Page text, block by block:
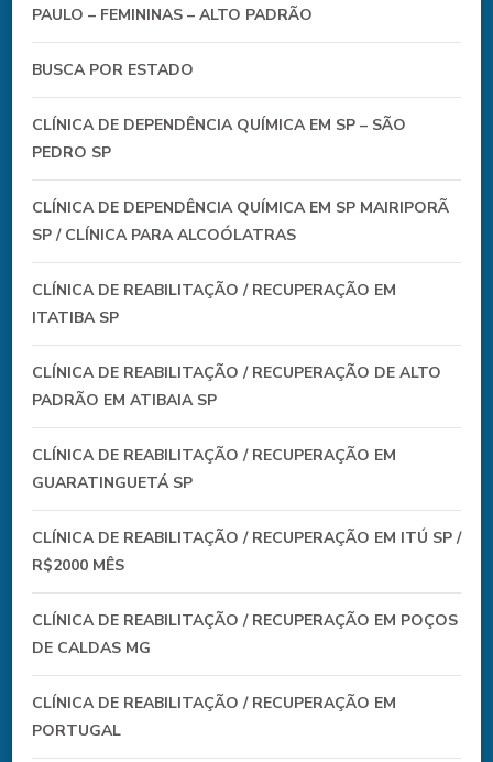
PAULO – FEMININAS – ALTO PADRÃO
BUSCA POR ESTADO
CLÍNICA DE DEPENDÊNCIA QUÍMICA EM SP – SÃO
PEDRO SP
CLÍNICA DE DEPENDÊNCIA QUÍMICA EM SP MAIRIPORÃ
SP / CLÍNICA PARA ALCOÓLATRAS
CLÍNICA DE REABILITAÇÃO / RECUPERAÇÃO EM
ITATIBA SP
CLÍNICA DE REABILITAÇÃO / RECUPERAÇÃO DE ALTO
PADRÃO EM ATIBAIA SP
CLÍNICA DE REABILITAÇÃO / RECUPERAÇÃO EM
GUARATINGUETÁ SP
CLÍNICA DE REABILITAÇÃO / RECUPERAÇÃO EM ITÚ SP /
R$2000 MÊS
CLÍNICA DE REABILITAÇÃO / RECUPERAÇÃO EM POÇOS
DE CALDAS MG
CLÍNICA DE REABILITAÇÃO / RECUPERAÇÃO EM
PORTUGAL